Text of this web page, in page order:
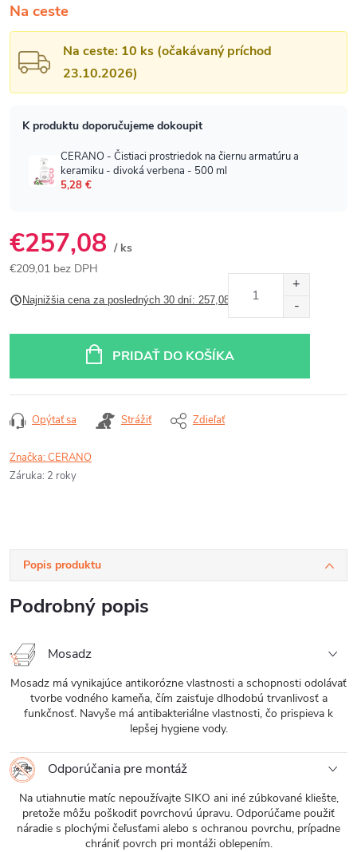
Na ceste
Na ceste: 10 ks (očakávaný príchod
23.10.2026)
€257,08 / ks
€209,01 bez DPH
cena:Najnižšia cena za posledných 30 dní: 257,08 €
PRIDAŤ DO KOŠÍKA
Opýtať sa Strážiť Zdieľať
Značka:CERANO
Záruka: 2 roky
Popis produktu
Podrobný popis
Mosadz
Mosadz má vynikajúce antikorózne vlastnosti a schopnosti odolávať
tvorbe vodného kameňa, čím zaisťuje dlhodobú trvanlivosť a
funkčnosť. Navyše má antibakteriálne vlastnosti, čo prispieva k
lepšej hygiene vody.
Odporúčania pre montáž
Na utiahnutie matíc nepoužívajte SIKO ani iné zúbkované kliešte,
pretože môžu poškodiť povrchovú úpravu. Odporúčame použiť
náradie s plochými čeľusťami alebo s ochranou povrchu, prípadne
chrániť povrch pri montáži oblepením.